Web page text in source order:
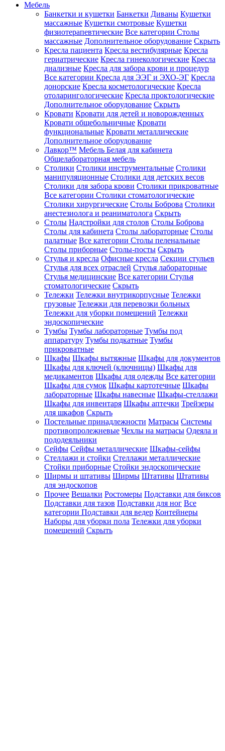
Мебель
Банкетки и кушетки Банкетки Диваны Кушетки
массажные Кушетки смотровые Кушетки
физиотерапевтические Все категории Столы
массажные Дополнительное оборудование Скрыть
Кресла пациента Кресла вестибулярные Кресла
гериатрические Кресла гинекологические Кресла
диализные Кресла для забора крови и процедур
Все категории Кресла для ЭЭГ и ЭХО-ЭГ Кресла
донорские Кресла косметологические Кресла
отоларингологические Кресла проктологические
Дополнительное оборудование Скрыть
Кровати Кровати для детей и новорожденных
Кровати общебольничные Кровати
функциональные Кровати металлические
Дополнительное оборудование
Лавкор™ Мебель Белая для кабинета
Общелабораторная мебель
Столики Столики инструментальные Столики
манипуляционные Столики для детских весов
Столики для забора крови Столики прикроватные
Все категории Столики стоматологические
Столики хирургические Столы Боброва Столики
анестезиолога и реаниматолога Скрыть
Столы Надстройки для столов Столы Боброва
Столы для кабинета Столы лабораторные Столы
палатные Все категории Столы пеленальные
Столы приборные Столы-посты Скрыть
Стулья и кресла Офисные кресла Секции стульев
Стулья для всех отраслей Стулья лабораторные
Стулья медицинские Все категории Стулья
стоматологические Скрыть
Тележки Тележки внутрикорпусные Тележки
грузовые Тележки для перевозки больных
Тележки для уборки помещений Тележки
эндоскопические
Тумбы Тумбы лабораторные Тумбы под
аппаратуру Тумбы подкатные Тумбы
прикроватные
Шкафы Шкафы вытяжные Шкафы для документов
Шкафы для ключей (ключницы) Шкафы для
медикаментов Шкафы для одежды Все категории
Шкафы для сумок Шкафы картотечные Шкафы
лабораторные Шкафы навесные Шкафы-стеллажи
Шкафы для инвентаря Шкафы аптечки Трейзеры
для шкафов Скрыть
Постельные принадлежности Матрасы Системы
противопролежневые Чехлы на матрасы Одеяла и
пододеяльники
Сейфы Сейфы металлические Шкафы-сейфы
Стеллажи и стойки Стеллажи металлические
Стойки приборные Стойки эндоскопические
Ширмы и штативы Ширмы Штативы Штативы
для эндоскопов
Прочее Вешалки Ростомеры Подставки для биксов
Подставки для тазов Подставки для ног Все
категории Подставки для ведер Контейнеры
Наборы для уборки пола Тележки для уборки
помещений Скрыть